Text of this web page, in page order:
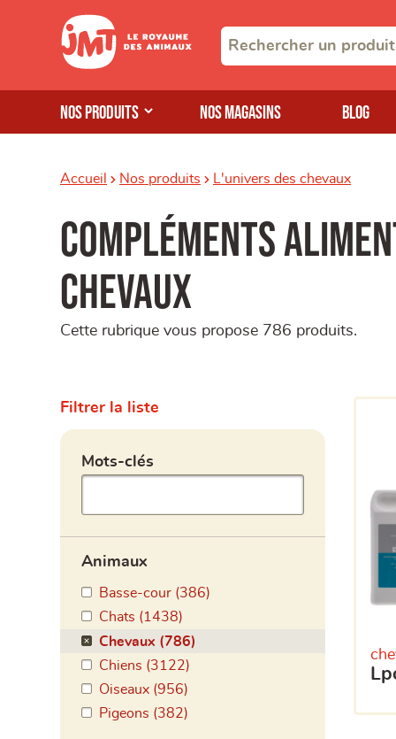
Nos produits Nos magasins Blog
Accueil Nos produits L'univers des chevaux
Compléments
chevaux
Cette rubrique vous propose 786 produits.
Filtrer la liste
Animaux
Basse-cour (386)
Chats (1438)
Chevaux (786)
Chiens (3122)
Oiseaux (956)
Pigeons (382)